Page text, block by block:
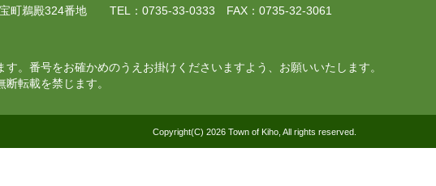
町鵜殿324番地 TEL：0735-33-0333 FAX：0735-32-3061
。番号をお確かめのうえお掛けくださいますよう、お願いいたします。
転載を禁じます。
Copyright(C) 2026 Town of Kiho, All rights reserved.